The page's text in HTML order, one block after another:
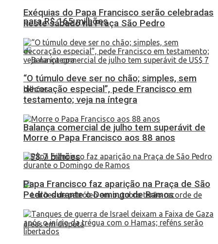
para R$ 165 milhões
Balança comercial de julho tem superávit de
US$ 7 bilhões
Exéquias do Papa Francisco serão celebradas
neste sábado na Praça São Pedro
“O túmulo deve ser no chão; simples, sem
decoração especial”, pede Francisco em
testamento; veja na íntegra
Morre o Papa Francisco aos 88 anos
Papa Francisco faz aparição na Praça de São
Pedro durante o Domingo de Ramos